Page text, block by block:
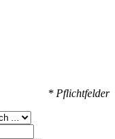
* Pflichtfelder